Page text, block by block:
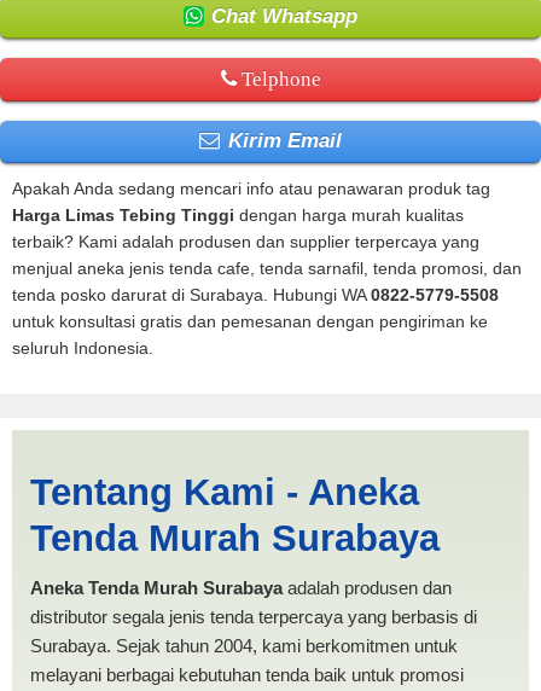
Chat Whatsapp
Telphone
Kirim Email
Apakah Anda sedang mencari info atau penawaran produk tag
Harga Limas Tebing Tinggi dengan harga murah kualitas
terbaik? Kami adalah produsen dan supplier terpercaya yang
menjual aneka jenis tenda cafe, tenda sarnafil, tenda promosi, dan
tenda posko darurat di Surabaya. Hubungi WA0822-5779-5508
untuk konsultasi gratis dan pemesanan dengan pengiriman ke
seluruh Indonesia.
PRODUKSI ANEKA TENDA
MURAH
Tentang Kami - Aneka
Tenda Murah Surabaya
Aneka Tenda Murah Surabayaadalah produsen dan
distributor segala jenis tenda terpercaya yang berbasis di
Surabaya. Sejak tahun 2004, kami berkomitmen untuk
melayani berbagai kebutuhan tenda baik untuk promosi